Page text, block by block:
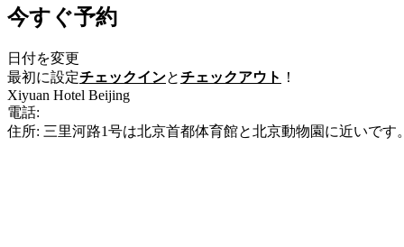
今すぐ予約
日付を変更
最初に設定チェックインとチェックアウト ！
Xiyuan Hotel Beijing
電話:
住所: 三里河路1号は北京首都体育館と北京動物園に近いです